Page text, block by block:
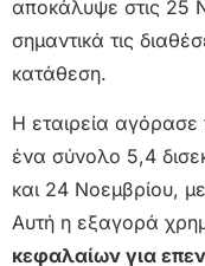
αποκάλυψε στις 25
σημαντικά τις
κατάθεση.
Η εταιρεία
ένα σύνολο 5,4
και 24 Νοεμβρίου,
Αυτή η εξαγορά
κεφαλαίων για